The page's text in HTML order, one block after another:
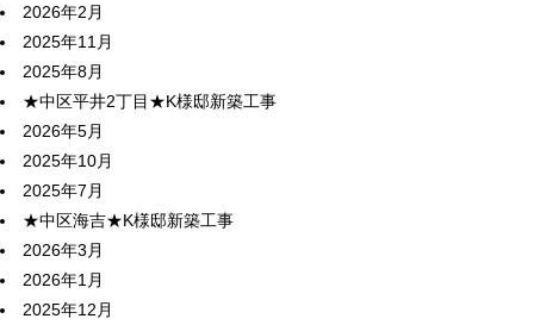
2026年2月
2025年11月
2025年8月
★中区平井2丁目★K様邸新築工事
2026年5月
2025年10月
2025年7月
★中区海吉★K様邸新築工事
2026年3月
2026年1月
2025年12月